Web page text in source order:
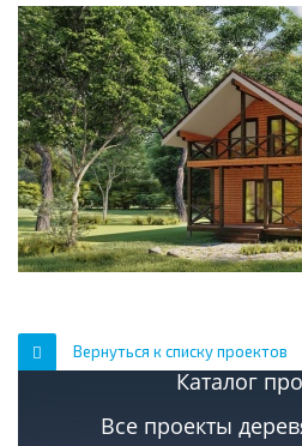
Вернуться к списку проектов
Каталог
Все проекты